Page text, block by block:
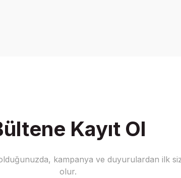
Gönder
Kayıt Ol
kampanya ve duyurulardan ilk
olur.